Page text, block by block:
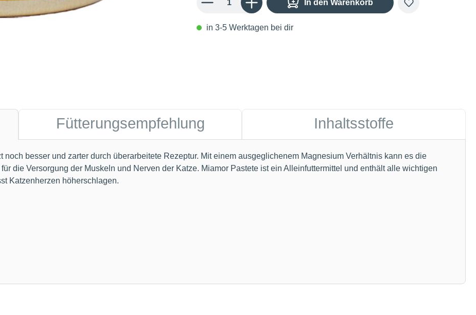
In den Warenkorb
in 3-5 Werktagen bei dir
Fütterungsempfehlung Inhaltsstoffe
besser und zarter durch überarbeitete Rezeptur. Mit einem ausgeglichenem Magnesium Verhältnis kann es die
die Versorgung der Muskeln und Nerven der Katze. Miamor Pastete ist ein Alleinfuttermittel und enthält alle wichtigen
Katzenherzen höherschlagen.